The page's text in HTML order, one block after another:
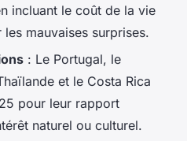
incluant le coût de la vie
mauvaises surprises.
: Le Portugal, le
et le Costa Rica
pour leur rapport
naturel ou culturel.